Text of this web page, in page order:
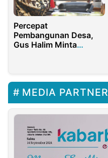
Percepat
Pembangunan Desa,
Gus Halim Minta
MEDIA PARTNER